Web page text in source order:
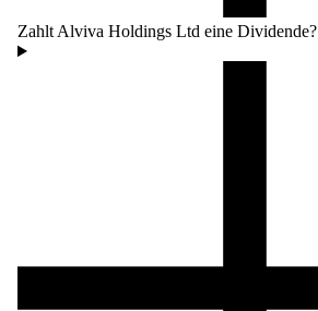
Zahlt Alviva Holdings Ltd eine Dividende?